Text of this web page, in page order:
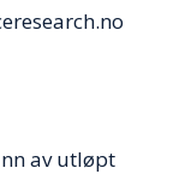
av utløpt